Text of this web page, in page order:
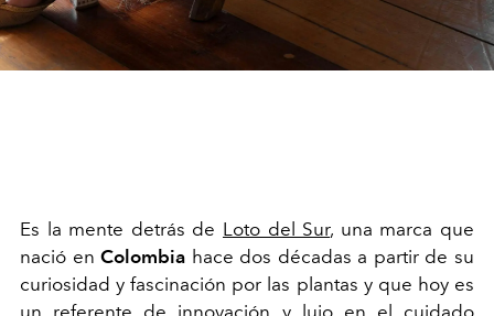
Es la mente detrás de Loto del Sur, una marca que
nació enColombia hace dos décadas a partir de su
curiosidad y fascinación por las plantas y que hoy es